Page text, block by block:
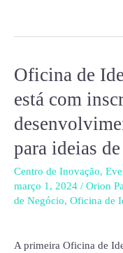
Oficina de
está com
para ideias
Centro de Inovação,
março 1, 2024 / Orion
de Negócio, Oficina de
A primeira Oficina de
Oficina
Ideação
do
Orion
Parque
está
com
abertas